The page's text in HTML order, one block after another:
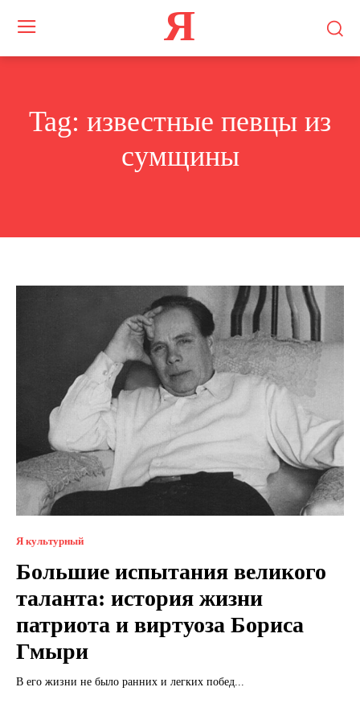
Я
Tag: известные певцы из
сумщины
Я культурный
Большие испытания великого
таланта: история жизни
патриота и виртуоза Бориса
Гмыри
В его жизни не было ранних и легких побед...